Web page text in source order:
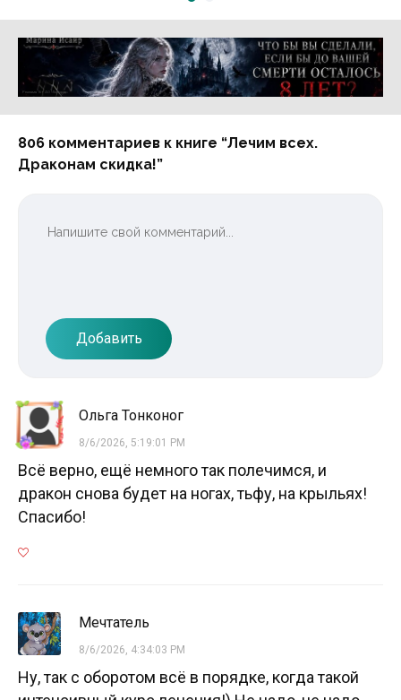
Реклама 16+ АО «ЛитГород»
806 комментариев к книге “Лечим всех.
Драконам скидка!”
Добавить
Ольга Тонконог
8/6/2026, 5:19:01 PM
Всё верно, ещё немного так полечимся, и
дракон снова будет на ногах, тьфу, на крыльях!
Спасибо!
Мечтатель
8/6/2026, 4:34:03 PM
Ну, так с оборотом всё в порядке, когда такой